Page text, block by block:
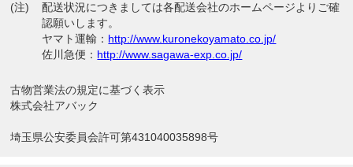
(注)
配送状況につきましては各配送会社のホームページよりご確
認願いします。
ヤマト運輸： http://www.kuronekoyamato.co.jp/
佐川急便： http://www.sagawa-exp.co.jp/
古物営業法の規定に基づく表示
株式会社アバック
埼玉県公安委員会許可第431040035898号